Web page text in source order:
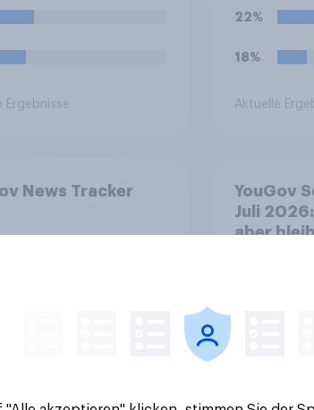
Ergebnisse
22%
18%
Aktuelle
News Tracker
YouGov
Juli
aber